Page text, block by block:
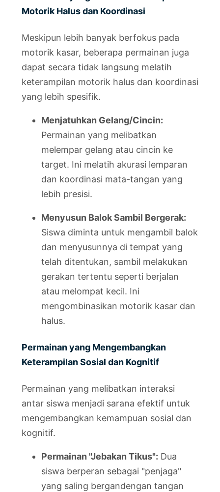
Motorik Halus dan Koordinasi
Meskipun lebih banyak berfokus pada
motorik kasar, beberapa permainan juga
dapat secara tidak langsung melatih
keterampilan motorik halus dan koordinasi
yang lebih spesifik.
Menjatuhkan Gelang/Cincin:
Permainan yang melibatkan
melempar gelang atau cincin ke
target. Ini melatih akurasi lemparan
dan koordinasi mata-tangan yang
lebih presisi.
Menyusun Balok Sambil Bergerak:
Siswa diminta untuk mengambil balok
dan menyusunnya di tempat yang
telah ditentukan, sambil melakukan
gerakan tertentu seperti berjalan
atau melompat kecil. Ini
mengombinasikan motorik kasar dan
halus.
Permainan yang Mengembangkan
Keterampilan Sosial dan Kognitif
Permainan yang melibatkan interaksi
antar siswa menjadi sarana efektif untuk
mengembangkan kemampuan sosial dan
kognitif.
Permainan "Jebakan Tikus": Dua
siswa berperan sebagai "penjaga"
yang saling bergandengan tangan